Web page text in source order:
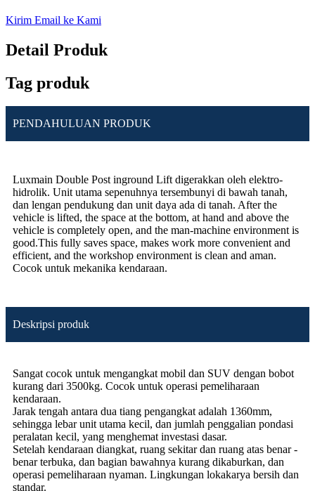
Kirim Email ke Kami
Detail Produk
Tag produk
PENDAHULUAN PRODUK
Luxmain Double Post inground Lift digerakkan oleh elektro-
hidrolik. Unit utama sepenuhnya tersembunyi di bawah tanah,
dan lengan pendukung dan unit daya ada di tanah. After the
vehicle is lifted, the space at the bottom, at hand and above the
vehicle is completely open, and the man-machine environment is
good.This fully saves space, makes work more convenient and
efficient, and the workshop environment is clean and aman.
Cocok untuk mekanika kendaraan.
Deskripsi produk
Sangat cocok untuk mengangkat mobil dan SUV dengan bobot
kurang dari 3500kg. Cocok untuk operasi pemeliharaan
kendaraan.
Jarak tengah antara dua tiang pengangkat adalah 1360mm,
sehingga lebar unit utama kecil, dan jumlah penggalian pondasi
peralatan kecil, yang menghemat investasi dasar.
Setelah kendaraan diangkat, ruang sekitar dan ruang atas benar -
benar terbuka, dan bagian bawahnya kurang dikaburkan, dan
operasi pemeliharaan nyaman. Lingkungan lokakarya bersih dan
standar.